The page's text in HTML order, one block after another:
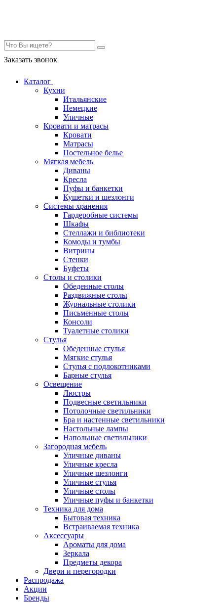
Заказать звонок
Каталог
Кухни
Итальянские
Немецкие
Уличные
Кровати и матрасы
Кровати
Матрасы
Постельное белье
Мягкая мебель
Диваны
Кресла
Пуфы и банкетки
Кушетки и шезлонги
Системы хранения
Гардеробные системы
Шкафы
Стеллажи и библиотеки
Комоды и тумбы
Витрины
Стенки
Буфеты
Столы и столики
Обеденные столы
Раздвижные столы
Журнальные столики
Письменные столы
Консоли
Туалетные столики
Стулья
Обеденные стулья
Мягкие стулья
Стулья с подлокотниками
Барные стулья
Освещение
Люстры
Подвесные светильники
Потолочные светильники
Бра и настенные светильники
Настольные лампы
Напольные светильники
Загородная мебель
Уличные диваны
Уличные кресла
Уличные шезлонги
Уличные стулья
Уличные столы
Уличные пуфы и банкетки
Техника для дома
Бытовая техника
Встраиваемая техника
Аксессуары
Ароматы для дома
Зеркала
Предметы декора
Двери и перегородки
Распродажа
Акции
Бренды